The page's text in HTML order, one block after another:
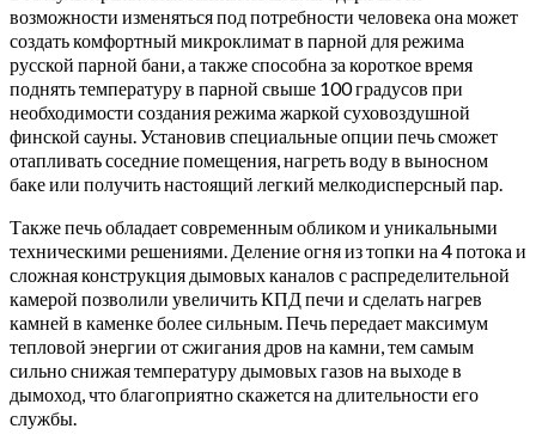
возможности изменяться под потребности человека она может
создать комфортный микроклимат в парной для режима
русской парной бани, а также способна за короткое время
поднять температуру в парной свыше 100 градусов при
необходимости создания режима жаркой суховоздушной
финской сауны. Установив специальные опции печь сможет
отапливать соседние помещения, нагреть воду в выносном
баке или получить настоящий легкий мелкодисперсный пар.
Также печь обладает современным обликом и уникальными
техническими решениями. Деление огня из топки на 4 потока и
сложная конструкция дымовых каналов с распределительной
камерой позволили увеличить КПД печи и сделать нагрев
камней в каменке более сильным. Печь передает максимум
тепловой энергии от сжигания дров на камни, тем самым
сильно снижая температуру дымовых газов на выходе в
дымоход, что благоприятно скажется на длительности его
службы.